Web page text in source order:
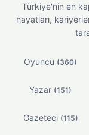
Türkiye'nin en
hayatları,
Oyuncu (360)
Yazar (151)
Gazeteci (115)